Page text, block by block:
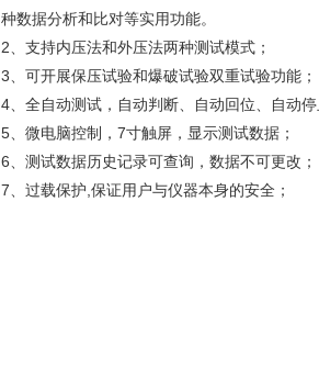
种数据分析和比对等实用功能。
2、支持内压法和外压法两种测试模式；
3、可开展保压试验和爆破试验双重试验功能；
4、全自动测试，自动判断、自动回位、自动停
5、微电脑控制，7寸触屏，显示测试数据；
6、测试数据历史记录可查询，数据不可更改；
7、过载保护,保证用户与仪器本身的安全；